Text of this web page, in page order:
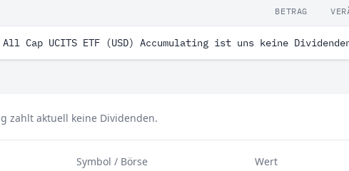
BETRAG
All Cap UCITS ETF (USD) Accumulating ist uns keine
zahlt aktuell keine Dividenden.
Symbol / Börse
Wert